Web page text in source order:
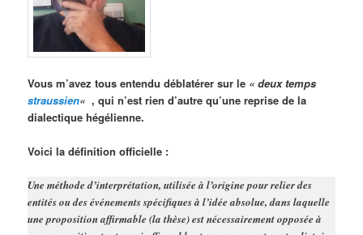
Vous m’avez tous entendu déblatérer sur le « deux temps
straussien« , qui n’est rien d’autre qu’une reprise de la
dialectique hégélienne.
Voici la définition officielle :
Une méthode d’interprétation, utilisée à l’origine pour relier des
entités ou des événements spécifiques à l’idée absolue, dans laquelle
une proposition affirmable (la thèse) est nécessairement opposée à